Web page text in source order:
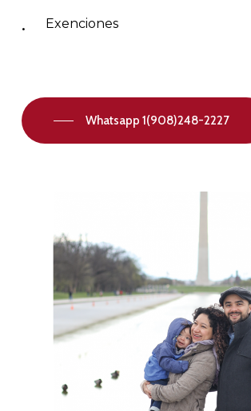
Exenciones
Whatsapp 1(908)248-2227